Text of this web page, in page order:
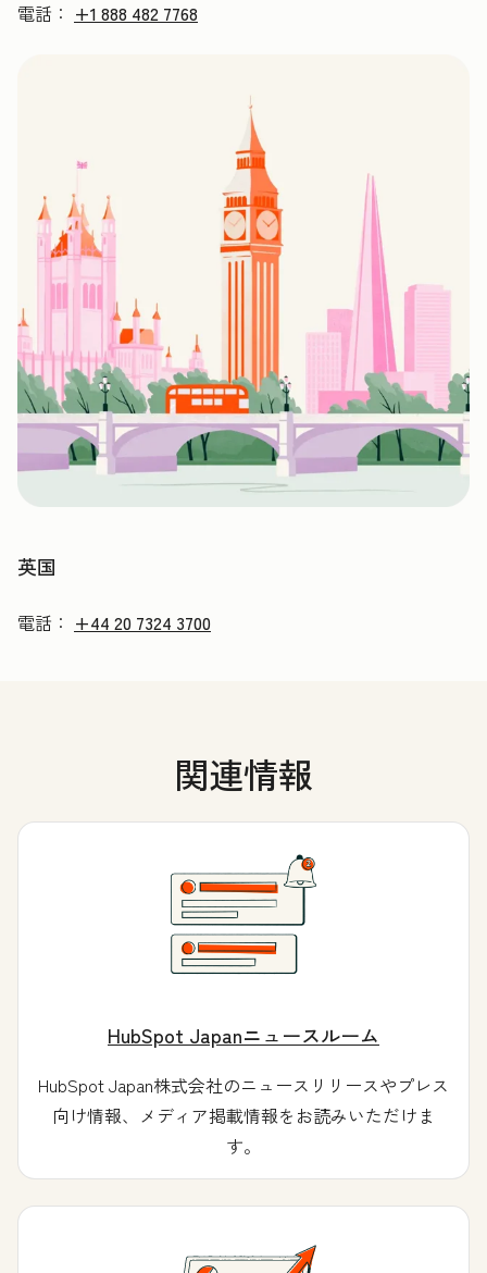
電話： +1 888 482 7768
英国
電話： +44 20 7324 3700
関連情報
HubSpot Japanニュースルーム
HubSpot Japan株式会社のニュースリリースやプレス
向け情報、メディア掲載情報をお読みいただけま
す。